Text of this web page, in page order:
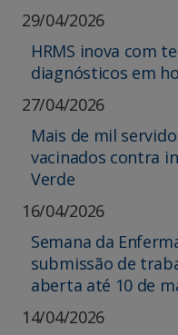
29/04/2026
HRMS inova com
diagnósticos em
27/04/2026
Mais de mil
vacinados contra
Verde
16/04/2026
Semana da
submissão de
aberta até 10 de
14/04/2026